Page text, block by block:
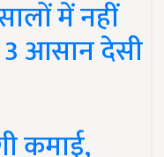
में नहीं
आसान देसी
कमाई,